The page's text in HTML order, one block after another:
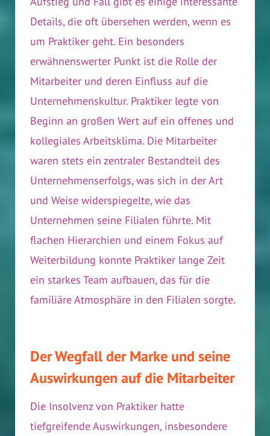
Details, die oft übersehen werden, wenn es
um Praktiker geht. Ein besonders
erwähnenswerter Punkt ist die Rolle der
Mitarbeiter und deren Einfluss auf die
Unternehmenskultur. Praktiker legte von
Beginn an großen Wert auf ein offenes und
kollegiales Arbeitsklima. Die Mitarbeiter
waren stets ein zentraler Bestandteil des
Unternehmenserfolgs, was sich in der Art
und Weise widerspiegelte, wie das
Unternehmen seine Filialen führte. Mit
flachen Hierarchien und einem Fokus auf
Weiterbildung konnte Praktiker lange Zeit
ein starkes Team aufbauen, das für die
familiäre Atmosphäre in den Filialen sorgte.
Der Wegfall der Marke und seine
Auswirkungen auf die Mitarbeiter
Die Insolvenz von Praktiker hatte
tiefgreifende Auswirkungen, insbesondere